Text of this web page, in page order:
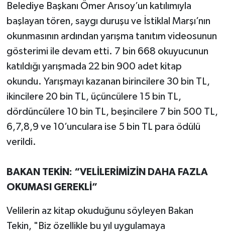
Belediye Başkanı Ömer Arısoy’un katılımıyla
başlayan tören, saygı duruşu ve İstiklal Marşı’nın
okunmasının ardından yarışma tanıtım videosunun
gösterimi ile devam etti. 7 bin 668 okuyucunun
katıldığı yarışmada 22 bin 900 adet kitap
okundu. Yarışmayı kazanan birincilere 30 bin TL,
ikincilere 20 bin TL, üçüncülere 15 bin TL,
dördüncülere 10 bin TL, beşincilere 7 bin 500 TL,
6,7,8,9 ve 10’unculara ise 5 bin TL para ödülü
verildi.
BAKAN TEKİN: “VELİLERİMİZİN DAHA FAZLA
OKUMASI GEREKLİ”
Velilerin az kitap okuduğunu söyleyen Bakan
Tekin, "Biz özellikle bu yıl uygulamaya